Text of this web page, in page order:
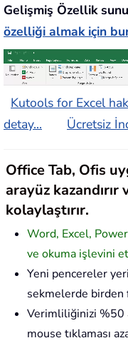
Gelişmiş Özellik
özelliği almak için
Kutools for Excel
detay...
Ücretsiz
Office Tab, Ofis
arayüz
kolaylaştırır.
Word, Excel,
ve okuma işlevini
Yeni pencereler
sekmelerde birden
Verimliliğinizi %50
mouse tıklaması